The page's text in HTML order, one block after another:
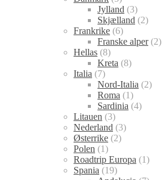
Jylland (3)
Skjælland (2)
Frankrike (6)
Franske alper(2)
Hellas (8)
Kreta (8)
Italia (7)
Nord-Italia (2)
Roma (1)
Sardinia (4)
Litauen (3)
Nederland (3)
Østerrike (2)
Polen (1)
Roadtrip Europa (1)
Spania (19)